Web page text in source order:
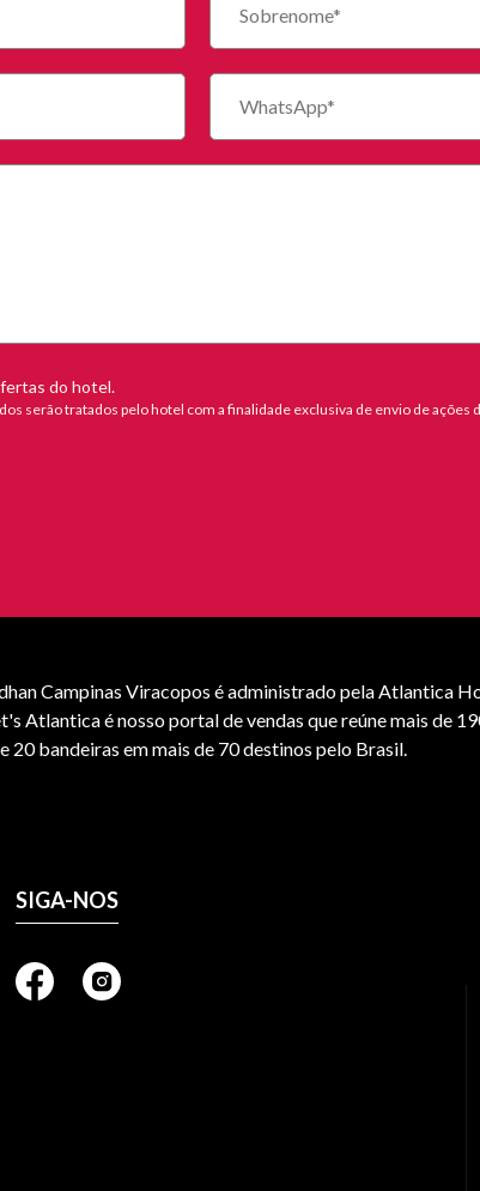
do hotel.
serão tratados pelo hotel com a finalidade exclusiva de envio de ações
Campinas Viracopos é administrado pela Atlantica
Atlantica é nosso portal de vendas que reúne mais de
20 bandeiras em mais de 70 destinos pelo Brasil.
SIGA-NOS